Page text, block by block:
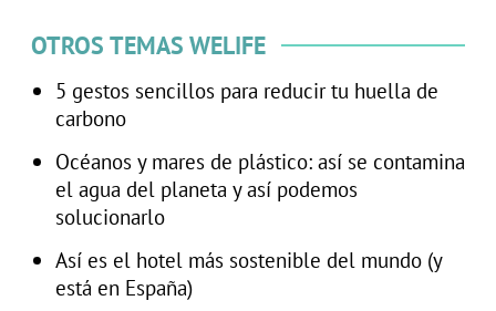
OTROS TEMAS WELIFE
5 gestos sencillos para reducir tu huella de
carbono
Océanos y mares de plástico: así se contamina
el agua del planeta y así podemos
solucionarlo
Así es el hotel más sostenible del mundo (y
está en España)